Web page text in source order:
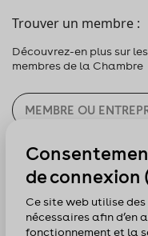
Trouver un membre :
Découvrez-en plus sur
membres de la Chambre
CHERCHER
Pour nous suivre :
de connexion
Ce site web utilise
nécessaires afin d’en
fonctionnement et la